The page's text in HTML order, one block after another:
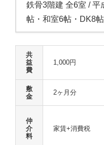
鉄骨3階建 全6室 / 平
帖・和室6帖・DK8
共
益
費
1,000円
敷
金
2ヶ月分
仲
介
料
家賃+消費税